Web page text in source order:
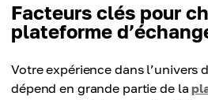
Facteurs clés pour
plateforme
Votre expérience dans l’univers
dépend en grande partie de la